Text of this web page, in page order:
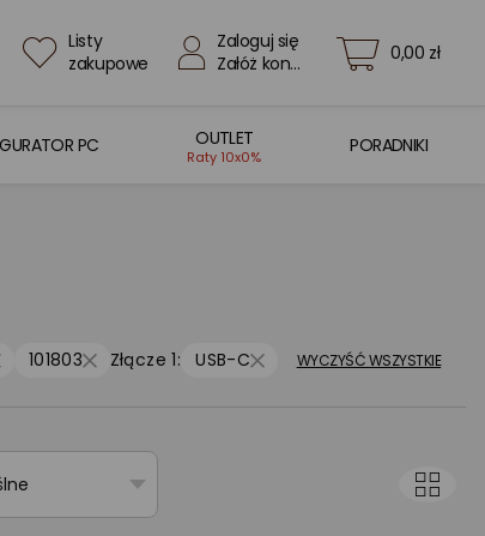
Listy
zakupowe
Zaloguj się
Załóż konto
0,00 zł
PC OUTLET
Raty 10x0%
PORADNIKI
101803 Złącze 1: USB-C WYCZYŚĆ WSZYSTKIE